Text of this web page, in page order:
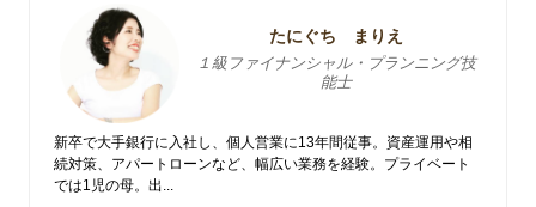
たにぐち まりえ
１級ファイナンシャル・プランニング技
能士
新卒で大手銀行に入社し、個人営業に13年間従事。資産運用や相
続対策、アパートローンなど、幅広い業務を経験。プライベート
では1児の母。出...